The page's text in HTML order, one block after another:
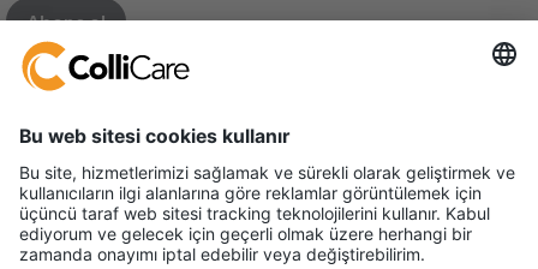
Mall of Istanbul THE OFFICE BUILDING
Floor 10, Suite 79